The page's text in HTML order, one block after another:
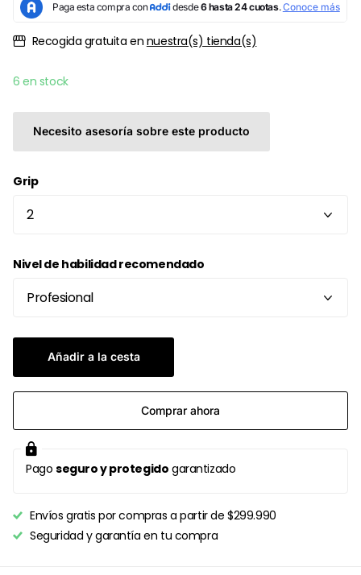
Recogida gratuita en nuestra(s) tienda(s)
6 en stock
Necesito asesoría sobre este producto
Grip
Nivel de habilidad recomendado
Añadir a la cesta
Comprar ahora
Pago seguro y protegido garantizado
Envíos gratis por compras a partir de $299.990
Seguridad y garantía en tu compra